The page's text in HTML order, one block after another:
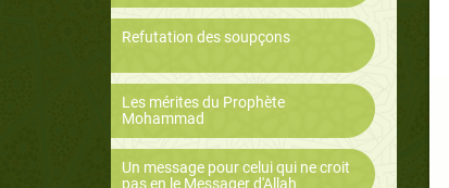
Refutation des soupçons
Les mérites du Prophète
Mohammad
Un message pour celui qui ne croit
pas en le Messager d'Allah